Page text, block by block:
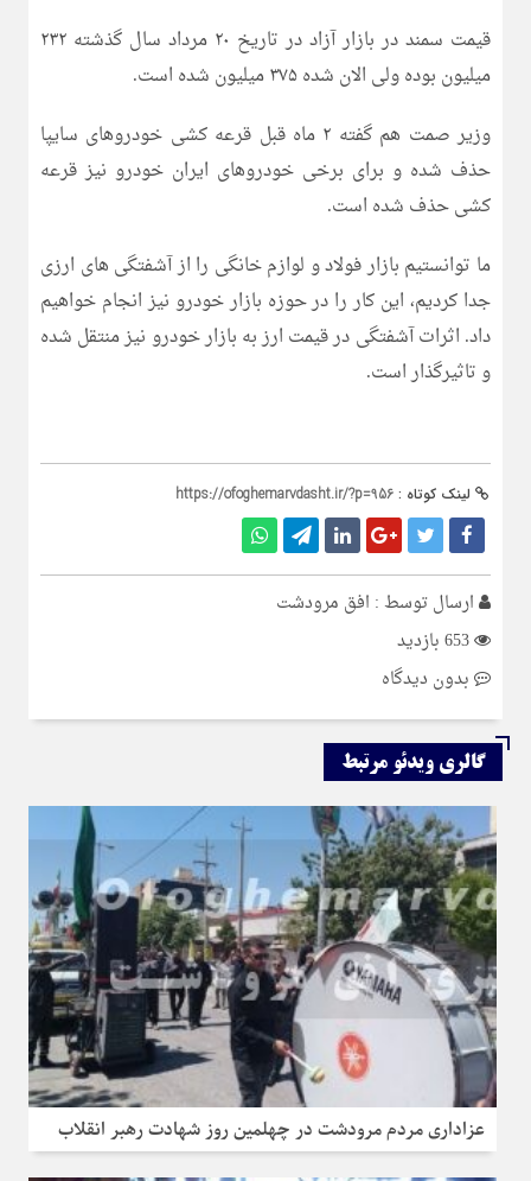
قیمت سمند در بازار آزاد در تاریخ ۲۰ مرداد سال گذشته ۲۳۲
میلیون بوده ولی الان شده ۳۷۵ میلیون شده است. ‌
وزیر صمت هم گفته ۲ ماه قبل قرعه کشی خودروهای سایپا
حذف شده و برای برخی خودروهای ایران خودرو نیز قرعه
کشی حذف شده است.
ما توانستیم بازار فولاد و لوازم خانگی را از آشفتگی های ارزی
جدا کردیم، این کار را در حوزه بازار خودرو نیز انجام خواهیم
داد. اثرات آشفتگی در قیمت ارز به بازار خودرو نیز منتقل شده
و تاثیرگذار است.
لینک کوتاه : https://ofoghemarvdasht.ir/?p=956
ارسال توسط : افق مرودشت
بدون دیدگاه
گالری ویدئو مرتبط
عزاداری مردم مرودشت در چهلمین روز شهادت رهبر انقلاب